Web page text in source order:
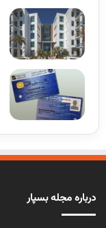
درباره مجله بسپار